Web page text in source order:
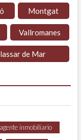
Montgat
Vallromanes
de Mar
agente inmobiliario